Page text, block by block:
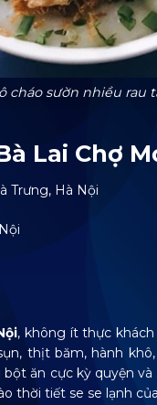
cháo sườn nhiều rau
Lai Chợ
Trưng, Hà Nội
, không ít thực
thịt băm, hành
ăn cực kỳ quyện
thời tiết se se lạnh